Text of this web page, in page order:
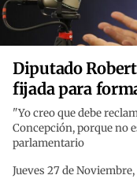
Diputado
fijada para
"Yo creo que debe
Concepción, porque no
parlamentario
Jueves 27 de